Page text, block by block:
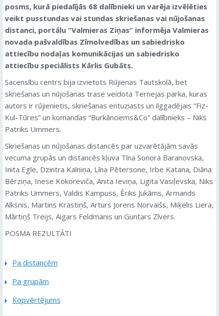
posms, kurā piedalījās 68 dalībnieki un varēja izvēlēties
veikt pusstundas vai stundas skriešanas vai nūjošanas
distanci, portālu “Valmieras Ziņas” informēja Valmieras
novada pašvaldības Zīmolvedības un sabiedrisko
attiecību nodaļas komunikācijas un sabiedrisko
attiecību speciālists Kārlis Gubāts.
Sacensību centrs bija izvietots Rūjienas Tautskolā, bet
skriešanas un nūjošanas trase veidota Ternejas parka, kuras
autors ir rūjienietis, skriešanas entuziasts un ilggadējais “Fiz-
Kul-Tūres” un komandas “Burkānciems&Co” dalībnieks – Niks
Patriks Ummers.
Skriešanas un nūjošanas distancēs par uzvarētājām savās
vecuma grupās un distancēs kļuva Tīna Sonora Baranovska,
Inita Egle, Dzintra Kalniņa, Līna Pētersone, Irbe Katana, Diāna
Bērziņa, Inese Kokoreviča, Anita Ieviņa, Ligita Vasiļevska, Niks
Patriks Ummers, Valdis Kampuss, Ēriks Jukāms, Armands
Alksnis, Martins Krastiņš, Arturs Jorens Norvaišs, Miķelis Liera,
Mārtiņš Treijs, Aigars Feldmanis un Guntars Zīvers.
POSMA REZULTĀTI
Pa distancēm
Pa grupām
Kopvērtējums